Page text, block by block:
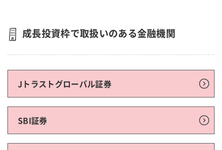
成長投資枠で取扱いのある金融機関
Jトラストグローバル証券
SBI証券